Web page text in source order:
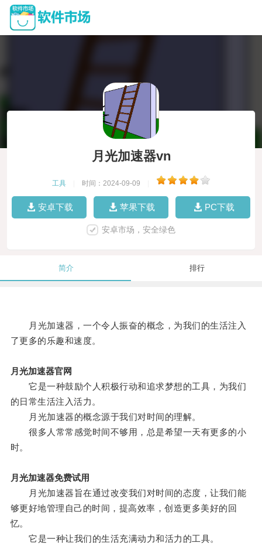
月光加速器vn
工具 时间：2024-09-09
安卓下载 苹果下载 PC下载
安卓市场，安全绿色
简介 排行
月光加速器，一个令人振奋的概念，为我们的生活注入
了更多的乐趣和速度。
月光加速器官网
它是一种鼓励个人积极行动和追求梦想的工具，为我们
的日常生活注入活力。
月光加速器的概念源于我们对时间的理解。
很多人常常感觉时间不够用，总是希望一天有更多的小
时。
月光加速器免费试用
月光加速器旨在通过改变我们对时间的态度，让我们能
够更好地管理自己的时间，提高效率，创造更多美好的回
忆。
它是一种让我们的生活充满动力和活力的工具。